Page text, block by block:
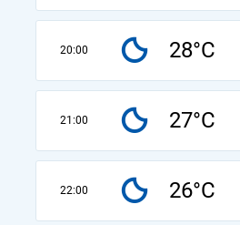
20:00 28°C
21:00 27°C
22:00 26°C